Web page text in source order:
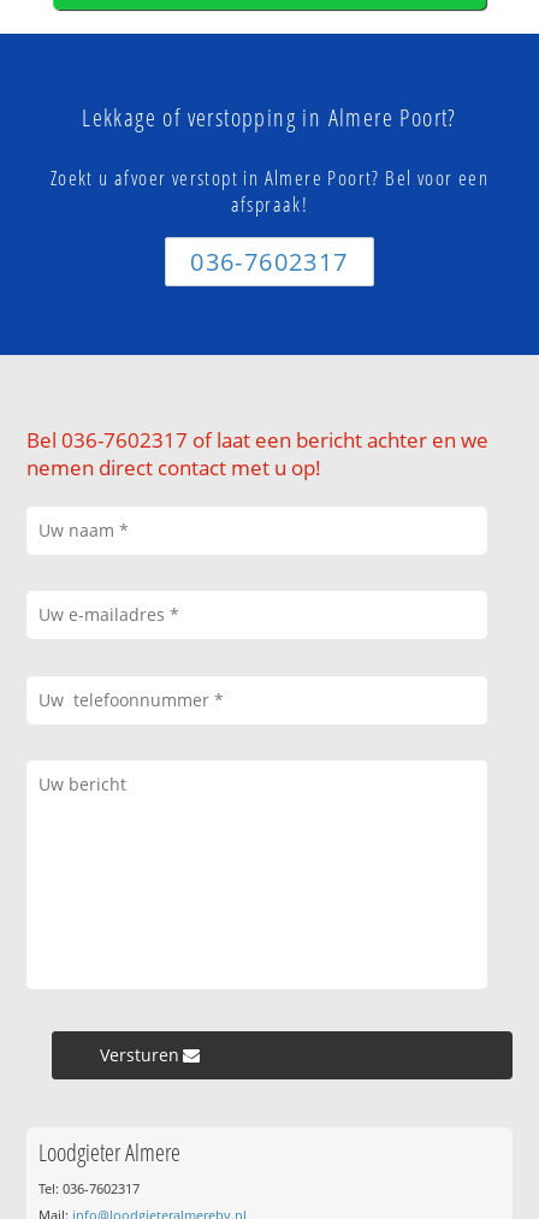
Lekkage of verstopping in Almere Poort?
Zoekt u afvoer verstopt in Almere Poort? Bel voor een
afspraak!
036-7602317
Bel 036-7602317 of laat een bericht achter en we
nemen direct contact met u op!
Versturen »
Loodgieter Almere
Tel: 036-7602317
Mail: info@loodgieteralmerebv.nl